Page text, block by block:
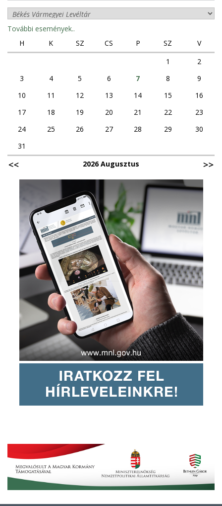
További események..
H
K SZ CS P SZ
V
1
2
3
4 5 6 7 8
9
10
11 12 13 14 15
16
17
18 19 20 21 22
23
24
25 26 27 28 29
30
31
2026 Augusztus